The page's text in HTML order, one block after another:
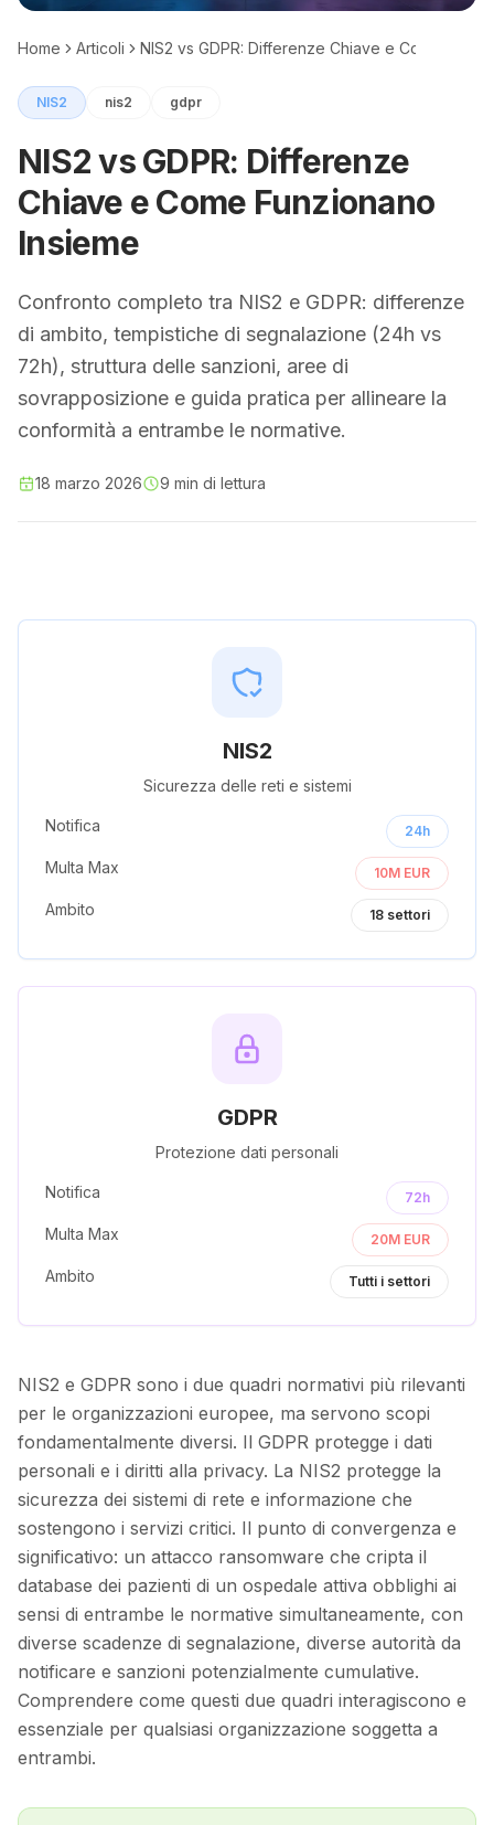
Home Articoli NIS2 vs GDPR: Differenze Chiave e Come
NIS2 nis2 gdpr
NIS2 vs GDPR: Differenze
Chiave e Come Funzionano
Insieme
Confronto completo tra NIS2 e GDPR: differenze
di ambito, tempistiche di segnalazione (24h vs
72h), struttura delle sanzioni, aree di
sovrapposizione e guida pratica per allineare la
conformità a entrambe le normative.
18 marzo 2026 9 min di lettura
NIS2
Sicurezza delle reti e sistemi
Notifica 24h
Multa Max 10M EUR
Ambito 18 settori
GDPR
Protezione dati personali
Notifica 72h
Multa Max 20M EUR
Ambito Tutti i settori
NIS2 e GDPR sono i due quadri normativi più rilevanti
per le organizzazioni europee, ma servono scopi
fondamentalmente diversi. Il GDPR protegge i dati
personali e i diritti alla privacy. La NIS2 protegge la
sicurezza dei sistemi di rete e informazione che
sostengono i servizi critici. Il punto di convergenza e
significativo: un attacco ransomware che cripta il
database dei pazienti di un ospedale attiva obblighi ai
sensi di entrambe le normative simultaneamente, con
diverse scadenze di segnalazione, diverse autorità da
notificare e sanzioni potenzialmente cumulative.
Comprendere come questi due quadri interagiscono e
essenziale per qualsiasi organizzazione soggetta a
entrambi.